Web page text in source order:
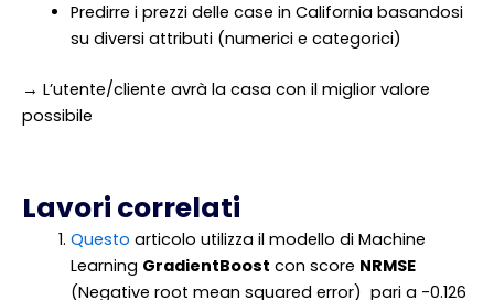
Predirre i prezzi delle case in California basandosi
su diversi attributi (numerici e categorici)
→ L’utente/cliente avrà la casa con il miglior valore
possibile
Lavori correlati
Questo articolo utilizza il modello di Machine
Learning GradientBoost con score NRMSE
(Negative root mean squared error) pari a -0.126